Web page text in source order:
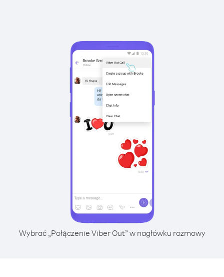
Wybrać „Połączenie Viber Out” w nagłówku rozmowy